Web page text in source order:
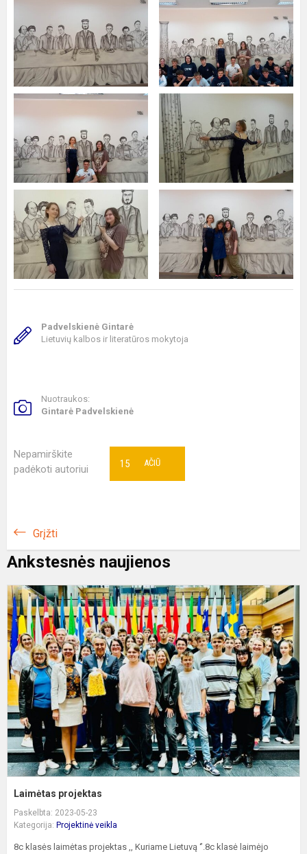
Padvelskienė Gintarė
Lietuvių kalbos ir literatūros mokytoja
Nuotraukos:
Gintarė Padvelskienė
Nepamirškite
padėkoti autoriui
AČIŪ
15
Grįžti
Ankstesnės naujienos
Laimėtas projektas
Paskelbta: 2023-05-23
Kategorija: Projektinė veikla
8c klasės laimėtas projektas ,, Kuriame Lietuvą ‘’.8c klasė laimėjo